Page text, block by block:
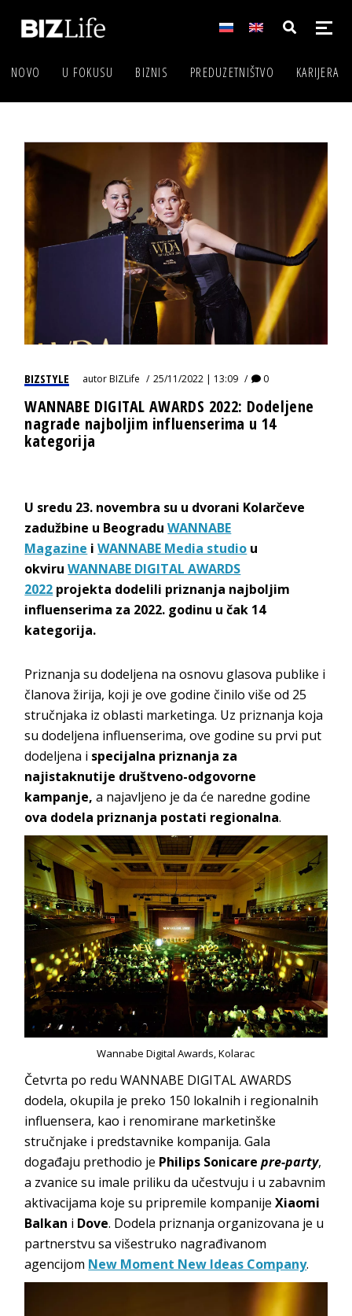
NOVO U FOKUSU BIZNIS PREDUZETNIŠTVO KARIJERA
BIZSTYLE autorBIZLife 25/11/2022 | 13:09 0
WANNABE DIGITAL AWARDS 2022: Dodeljene
nagrade najboljim influenserima u 14
kategorija
U sredu 23. novembra su u dvorani Kolarčeve
zadužbine u BeograduWANNABE
Magazine iWANNABE Media studio u
okviruWANNABE DIGITAL AWARDS
2022 projekta dodelili priznanja najboljim
influenserima za 2022. godinu u čak 14
kategorija.
Priznanja su dodeljena na osnovu glasova publike i
članova žirija, koji je ove godine činilo više od 25
stručnjaka iz oblasti marketinga. Uz priznanja koja
su dodeljena influenserima, ove godine su prvi put
dodeljena i specijalna priznanja za
najistaknutije društveno-odgovorne
kampanje,a najavljeno je da će naredne godine
ova dodela priznanja postati regionalna.
Wannabe Digital Awards, Kolarac
Četvrta po redu WANNABE DIGITAL AWARDS
dodela, okupila je preko 150 lokalnih i regionalnih
influensera, kao i renomirane marketinške
stručnjake i predstavnike kompanija. Gala
događaju prethodio je Philips Sonicarepre-party,
a zvanice su imale priliku da učestvuju i u zabavnim
aktivacijama koje su pripremile kompanijeXiaomi
Balkan i Dove. Dodela priznanja organizovana je u
partnerstvu sa višestruko nagrađivanom
agencijom New Moment New Ideas Company.